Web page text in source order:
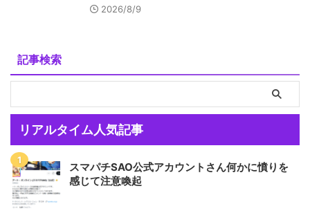
2026/8/9
記事検索
リアルタイム人気記事
スマパチSAO公式アカウントさん何かに憤りを
感じて注意喚起